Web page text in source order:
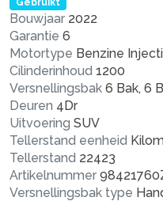
Bouwjaar 2022
Garantie 6
Motortype Benzine
Cilinderinhoud 1200
Versnellingsbak 6 Bak, 6
Deuren 4Dr
Uitvoering SUV
Tellerstand eenheid
Tellerstand 22423
Artikelnummer
Versnellingsbak type